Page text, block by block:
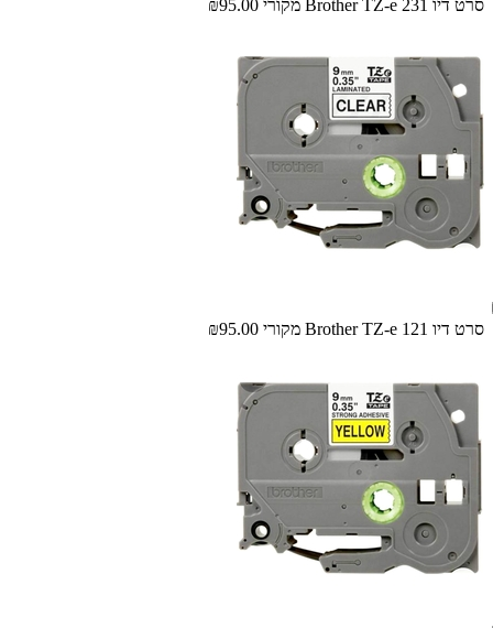
‏סרט דיו ‏Brother TZ-e 231 מקורי ₪95.00
‏סרט דיו Brother TZ-e 121 מקורי ₪95.00